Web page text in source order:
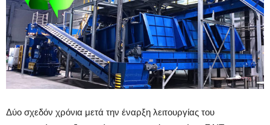
Δύο σχεδόν χρόνια μετά την έναρξη λειτουργίας του